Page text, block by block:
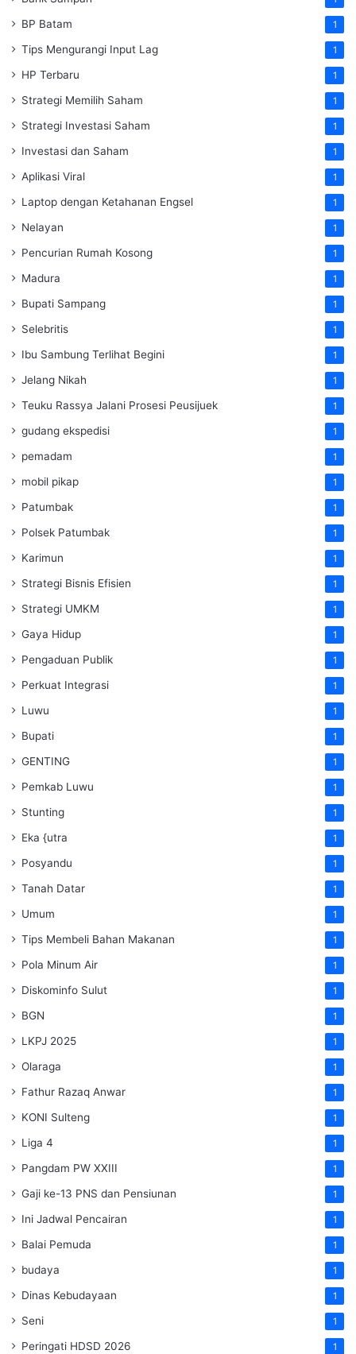
BP Batam 1
Tips Mengurangi Input Lag 1
HP Terbaru 1
Strategi Memilih Saham 1
Strategi Investasi Saham 1
Investasi dan Saham 1
Aplikasi Viral 1
Laptop dengan Ketahanan Engsel 1
Nelayan 1
Pencurian Rumah Kosong 1
Madura 1
Bupati Sampang 1
Selebritis 1
Ibu Sambung Terlihat Begini 1
Jelang Nikah 1
Teuku Rassya Jalani Prosesi Peusijuek 1
gudang ekspedisi 1
pemadam 1
mobil pikap 1
Patumbak 1
Polsek Patumbak 1
Karimun 1
Strategi Bisnis Efisien 1
Strategi UMKM 1
Gaya Hidup 1
Pengaduan Publik 1
Perkuat Integrasi 1
Luwu 1
Bupati 1
GENTING 1
Pemkab Luwu 1
Stunting 1
Eka {utra 1
Posyandu 1
Tanah Datar 1
Umum 1
Tips Membeli Bahan Makanan 1
Pola Minum Air 1
Diskominfo Sulut 1
BGN 1
LKPJ 2025 1
Olaraga 1
Fathur Razaq Anwar 1
KONI Sulteng 1
Liga 4 1
Pangdam PW XXIII 1
Gaji ke-13 PNS dan Pensiunan 1
Ini Jadwal Pencairan 1
Balai Pemuda 1
budaya 1
Dinas Kebudayaan 1
Seni 1
Peringati HDSD 2026 1